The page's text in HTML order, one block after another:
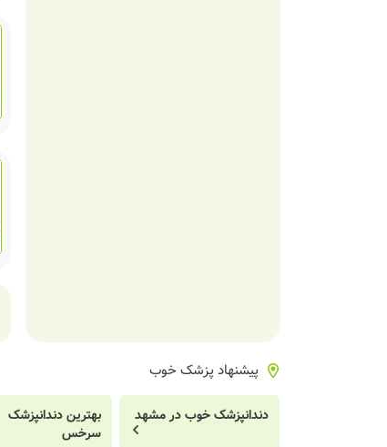
پیشنهاد پزشک خوب
دندانپزشک خوب در مشهد
بهترین دندانپزشک
سرخس